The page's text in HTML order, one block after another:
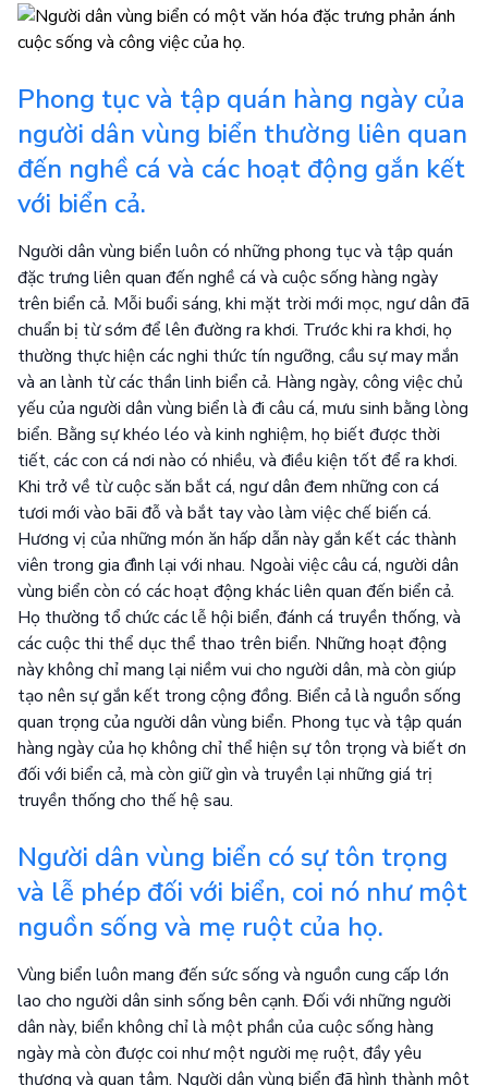
Phong tục và tập quán hàng ngày của
người dân vùng biển thường liên quan
đến nghề cá và các hoạt động gắn kết
với biển cả.
Người dân vùng biển luôn có những phong tục và tập quán
đặc trưng liên quan đến nghề cá và cuộc sống hàng ngày
trên biển cả. Mỗi buổi sáng, khi mặt trời mới mọc, ngư dân đã
chuẩn bị từ sớm để lên đường ra khơi. Trước khi ra khơi, họ
thường thực hiện các nghi thức tín ngưỡng, cầu sự may mắn
và an lành từ các thần linh biển cả. Hàng ngày, công việc chủ
yếu của người dân vùng biển là đi câu cá, mưu sinh bằng lòng
biển. Bằng sự khéo léo và kinh nghiệm, họ biết được thời
tiết, các con cá nơi nào có nhiều, và điều kiện tốt để ra khơi.
Khi trở về từ cuộc săn bắt cá, ngư dân đem những con cá
tươi mới vào bãi đỗ và bắt tay vào làm việc chế biến cá.
Hương vị của những món ăn hấp dẫn này gắn kết các thành
viên trong gia đình lại với nhau. Ngoài việc câu cá, người dân
vùng biển còn có các hoạt động khác liên quan đến biển cả.
Họ thường tổ chức các lễ hội biển, đánh cá truyền thống, và
các cuộc thi thể dục thể thao trên biển. Những hoạt động
này không chỉ mang lại niềm vui cho người dân, mà còn giúp
tạo nên sự gắn kết trong cộng đồng. Biển cả là nguồn sống
quan trọng của người dân vùng biển. Phong tục và tập quán
hàng ngày của họ không chỉ thể hiện sự tôn trọng và biết ơn
đối với biển cả, mà còn giữ gìn và truyền lại những giá trị
truyền thống cho thế hệ sau.
Người dân vùng biển có sự tôn trọng
và lễ phép đối với biển, coi nó như một
nguồn sống và mẹ ruột của họ.
Vùng biển luôn mang đến sức sống và nguồn cung cấp lớn
lao cho người dân sinh sống bên cạnh. Đối với những người
dân này, biển không chỉ là một phần của cuộc sống hàng
ngày mà còn được coi như một người mẹ ruột, đầy yêu
thương và quan tâm. Người dân vùng biển đã hình thành một